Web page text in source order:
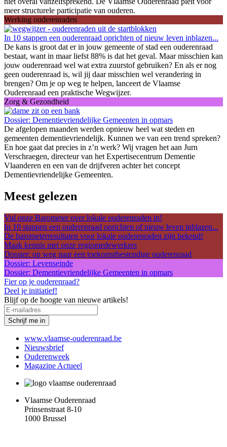
meer structurele participatie van ouderen.
Werking ouderenraden
In 10 stappen een ouderenraad oprichten of nieuw leven inblazen...
De kans is groot dat er in jouw gemeente of stad een ouderenraad
bestaat, want in maar liefst 88% is dat het geval. Maar misschien kan
jouw ouderenraad wel wat extra zuurstof gebruiken? En als er nog
geen ouderenraad is, wil jij daar misschien wel verandering in
brengen? Om je op weg te helpen, lanceert de Vlaamse
Ouderenraad een praktische Wegwijzer.
Zorg & Gezondheid
Dossier: Dementievriendelijke Gemeenten in opmars
De afgelopen maanden werden opnieuw heel wat steden en
gemeenten dementievriendelijk. Kunnen we van een trend spreken?
En hoe gaat dat precies in z’n werk? Wij vragen het aan Jurn
Verschraegen, directeur van het Expertisecentrum Dementie
Vlaanderen en een van de drijfveren achter het concept
Dementievriendelijke Gemeenten.
Meest gelezen
Vul onze Barometer over lokale ouderenraden in!
In 10 stappen een ouderenraad oprichten of nieuw leven inblazen...
De barometerresultaten voor lokale ouderenraden zijn bekend!
Maak kennis met onze regiomedewerkers
Dossier: op weg naar een toekomstbestendige ouderenraad
Dossier: Levenseinde
Dossier: Dementievriendelijke Gemeenten in opmars
Fier op je ouderenraad?
Deel je initiatief!
Blijf op de hoogte van nieuwe artikels!
Voet
www.vlaamse-ouderenraad.be
Nieuwsbrief
Ouderenweek
Magazine Actueel
Vlaamse Ouderenraad
Prinsenstraat 8-10
1000 Brussel